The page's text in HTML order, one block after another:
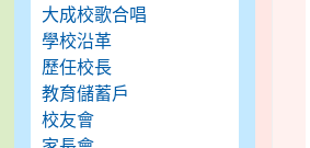
大成校歌合唱
學校沿革
歷任校長
教育儲蓄戶
校友會